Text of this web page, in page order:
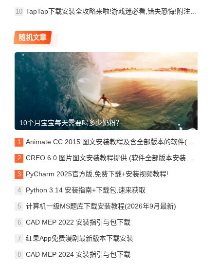
TapTap下载安装全攻略来啦!游戏迷必看,错失恐悔!附注意事项!
随机文章
10个月宝宝每天需要喝多少奶粉？
Animate CC 2015 图文安装教程及含全部版本的软件(安装包均可)
CREO 6.0 图片图文安装教程提供 (软件全部版本安装包)支持
PyCharm 2025官方版,免费下载+安装视频教程!
Python 3.14 安装指南+下载包,速来获取
计算机一级MS题库下载安装教程(2026年9月最新)
CAD MEP 2022 安装指引与包下载
红果App免费漫剧最新版本下载安装
CAD MEP 2024 安装指引与包下载